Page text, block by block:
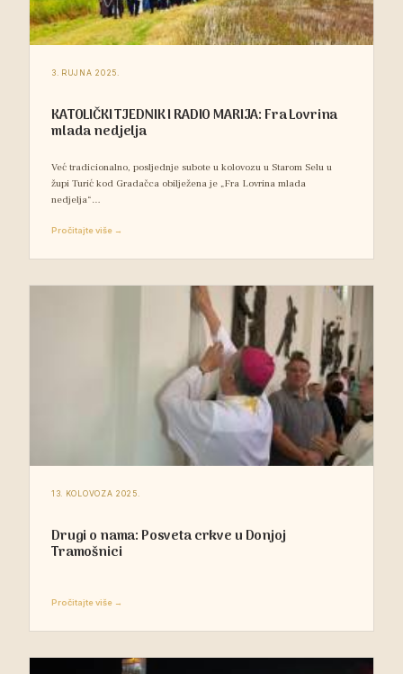
3. RUJNA 2025.
KATOLIČKI TJEDNIK I RADIO MARIJA: Fra Lovrina
mlada nedjelja
Već tradicionalno, posljednje subote u kolovozu u Starom Selu u
župi Turić kod Gradačca obilježena je „Fra Lovrina mlada
nedjelja“…
Pročitajte više →
13. KOLOVOZA 2025.
Drugi o nama: Posveta crkve u Donjoj
Tramošnici
Pročitajte više →